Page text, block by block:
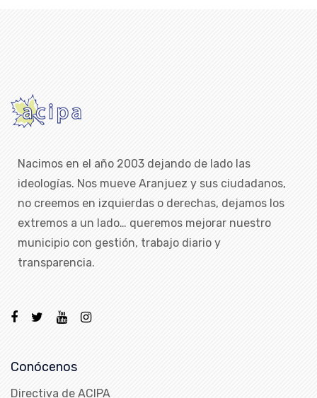
Nacimos en el año 2003 dejando de lado las
ideologías. Nos mueve Aranjuez y sus ciudadanos,
no creemos en izquierdas o derechas, dejamos los
extremos a un lado… queremos mejorar nuestro
municipio con gestión, trabajo diario y
transparencia.
Conócenos
Directiva de ACIPA